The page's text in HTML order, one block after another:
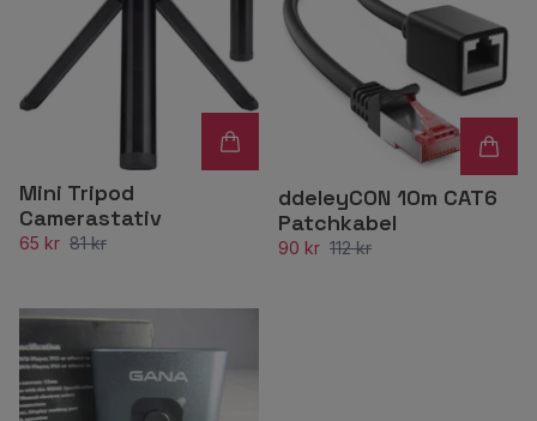
Mini Tripod
Camerastativ
65 kr 81 kr
ddeleyCON 10m CAT6
Patchkabel
90 kr 112 kr